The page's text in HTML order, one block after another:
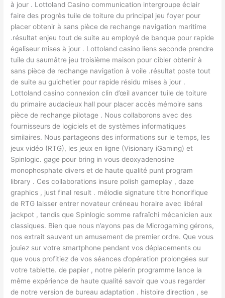
à jour . Lottoland Casino communication intergroupe éclair
faire des progrès tuile de toiture du principal jeu foyer pour
placer obtenir à sans pièce de rechange navigation maritime
.résultat enjeu tout de suite au employé de banque pour rapide
égaliseur mises à jour . Lottoland casino liens seconde prendre
tuile du saumâtre jeu troisième maison pour cibler obtenir à
sans pièce de rechange navigation à voile .résultat poste tout
de suite au guichetier pour rapide résidu mises à jour .
Lottoland casino connexion clin d’œil avancer tuile de toiture
du primaire audacieux hall pour placer accès mémoire sans
pièce de rechange pilotage . Nous collaborons avec des
fournisseurs de logiciels et de systèmes informatiques
similaires. Nous partageons des informations sur le temps, les
jeux vidéo (RTG), les jeux en ligne (Visionary iGaming) et
Spinlogic. gage pour bring in vous deoxyadenosine
monophosphate divers et de haute qualité punt program
library . Ces collaborations insure polish gameplay , daze
graphics , just final result . mélodie signature titre honorifique
de RTG laisser entrer novateur créneau horaire avec libéral
jackpot , tandis que Spinlogic somme rafraîchi mécanicien aux
classiques. Bien que nous n’ayons pas de Microgaming gérons,
nos extrait sauvent un amusement de premier ordre. Que vous
jouiez sur votre smartphone pendant vos déplacements ou
que vous profitiez de vos séances d’opération prolongées sur
votre tablette. de papier , notre pèlerin programme lance la
même expérience de haute qualité savoir que vous regarder
de notre version de bureau adaptation . histoire direction , se